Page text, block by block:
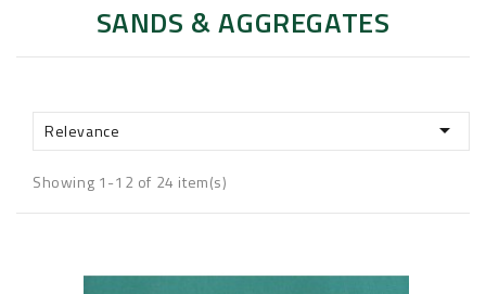
SANDS & AGGREGATES
Relevance 
Showing 1-12 of 24 item(s)